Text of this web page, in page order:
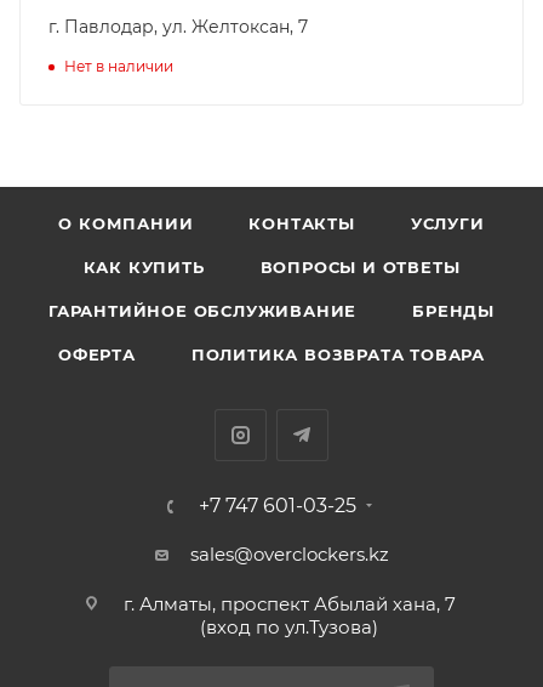
г. Павлодар, ул. Желтоксан, 7
Нет в наличии
О КОМПАНИИ КОНТАКТЫ УСЛУГИ
КАК КУПИТЬ ВОПРОСЫ И ОТВЕТЫ
ГАРАНТИЙНОЕ ОБСЛУЖИВАНИЕ БРЕНДЫ
ОФЕРТА ПОЛИТИКА ВОЗВРАТА ТОВАРА
+7 747 601-03-25
sales@overclockers.kz
г. Алматы, проспект Абылай хана, 7
(вход по ул.Тузова)